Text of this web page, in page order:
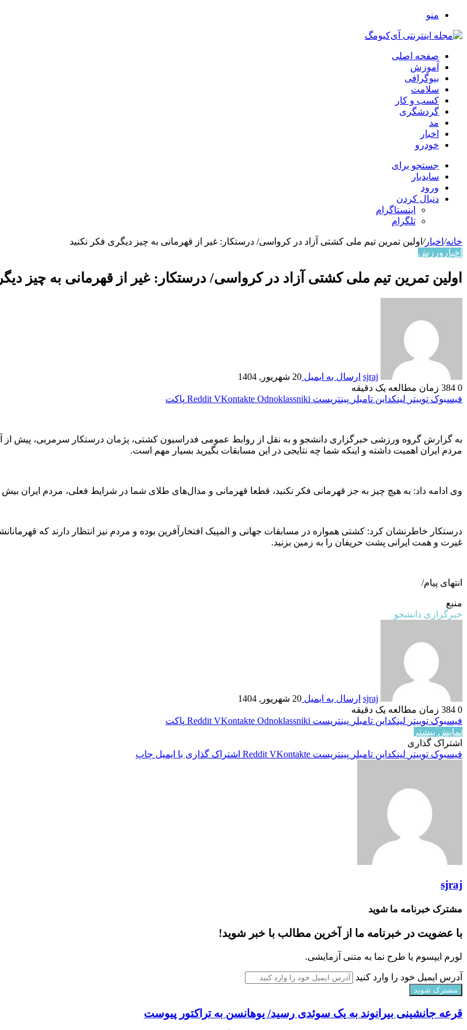
منو
صفحه اصلی
آموزش
بیوگرافی
سلامت
کسب و کار
گردشگری
مد
اخبار
خودرو
جستجو برای
سایدبار
ورود
دنبال کردن
اینستاگرام
تلگرام
خانه/ اخبار/ اولین تمرین تیم ملی کشتی آزاد در کرواسی/ درستکار: غیر از قهرمانی به چیز دیگری فکر نکنید
اخبار ورزش
اولین تمرین تیم ملی کشتی آزاد در کرواسی/ درستکار: غیر از قهرمانی به چیز
sjraj ارسال به ایمیل 20 شهریور, 1404
0
زمان مطالعه یک دقیقه
فیسبوک توییتر لینکداین تامبلر پینتریست Reddit VKontakte Odnoklassniki پاکت
به گزارش گروه ورزشی خبرگزاری دانشجو و به نقل از روابط عمومی فدراسیون کشتی، پژمان درستکار سرمربی، پیش از
مردم ایران اهمیت داشته و اینکه شما چه نتایجی در این مسابقات بگیرید بسیار مهم است.
وی ادامه داد: به هیچ چیز به جز قهرمانی فکر نکنید، قطعا قهرمانی و مدال‌های طلای شما در شرایط فعلی، مردم ایران
درستکار خاطرنشان کرد: کشتی همواره در مسابقات جهانی و المپیک افتخارآفرین بوده و مردم نیز انتظار دارند که
غیرت و همت ایرانی پشت حریفان را به زمین بزنید.
انتهای پیام/
منبع
خبرگزاری دانشجو
sjraj ارسال به ایمیل 20 شهریور, 1404
0
زمان مطالعه یک دقیقه
فیسبوک توییتر لینکداین تامبلر پینتریست Reddit VKontakte Odnoklassniki
پاکت
نمایش بیشتر
اشتراک گذاری
فیسبوک توییتر لینکداین تامبلر پینتریست Reddit VKontakte اشتراک گذاری با ایمیل چاپ
sjraj
مشترک خبرنامه ما شوید
با عضویت در خبرنامه ما از آخرین مطالب با خبر شوید!
لورم ایپسوم یا طرح‌ نما به متنی آزمایشی.
آدرس ایمیل خود را وارد کنید
قرعه جانشینی بیرانوند به یک سوئدی رسید/ یوهانسن به تراکتور پیوست